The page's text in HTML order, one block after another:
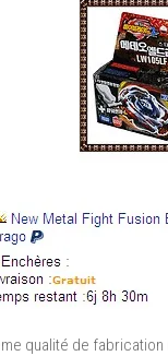
qualité de fabrication